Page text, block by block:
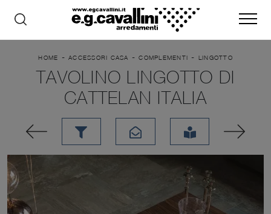
HOME - ACCESSORI CASA -COMPLEMENTI - LINGOTTO
TAVOLINO LINGOTTO DI
CATTELAN ITALIA